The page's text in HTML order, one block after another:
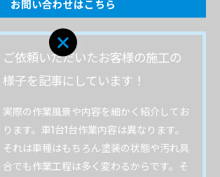
ご依頼いただいたお客様の施工の
様子を記事にしています！
実際の作業風景や内容を細かく紹介してお
ります。車1台1台作業内容は異なります。
それは車種はもちろん塗装の状態や汚れ具
合でも作業工程は多く変わるからです。そ
お問い合わせはこちら